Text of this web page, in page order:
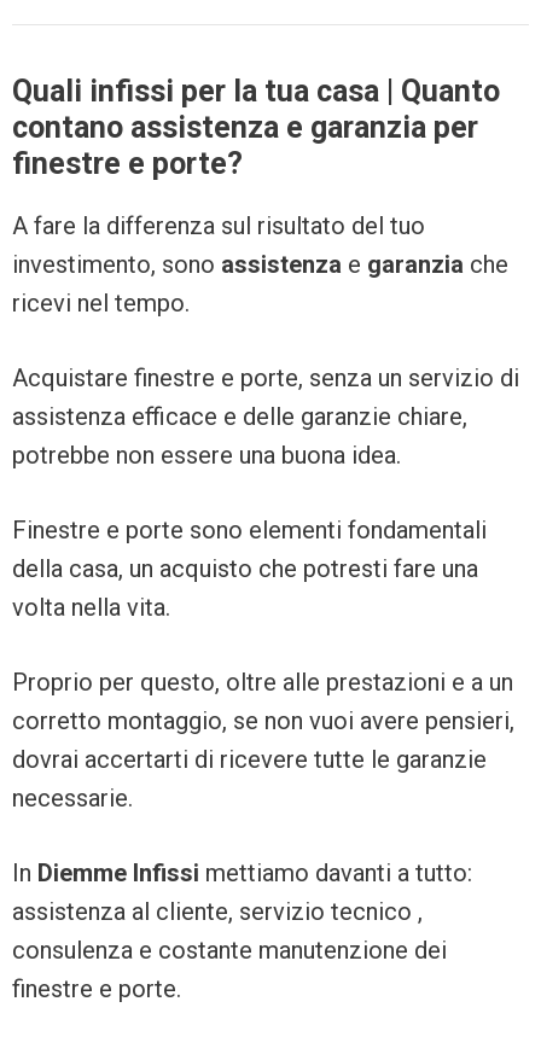
Quali infissi per la tua casa | Quanto
contano assistenza e garanzia per
finestre e porte?
A fare la differenza sul risultato del tuo
investimento, sono assistenza e garanzia che
ricevi nel tempo.
Acquistare finestre e porte, senza un servizio di
assistenza efficace e delle garanzie chiare,
potrebbe non essere una buona idea.
Finestre e porte sono elementi fondamentali
della casa, un acquisto che potresti fare una
volta nella vita.
Proprio per questo, oltre alle prestazioni e a un
corretto montaggio, se non vuoi avere pensieri,
dovrai accertarti di ricevere tutte le garanzie
necessarie.
In Diemme Infissi mettiamo davanti a tutto:
assistenza al cliente, servizio tecnico ,
consulenza e costante manutenzione dei
finestre e porte.